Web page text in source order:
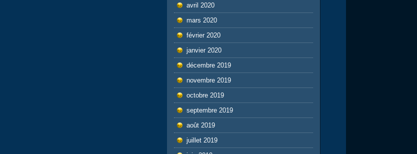
avril 2020
mars 2020
février 2020
janvier 2020
décembre 2019
novembre 2019
octobre 2019
septembre 2019
août 2019
juillet 2019